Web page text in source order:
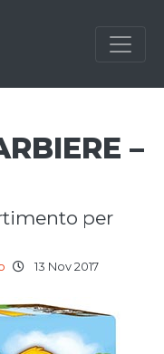
–
13 Nov 2017